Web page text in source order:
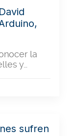
la
y…
sufren